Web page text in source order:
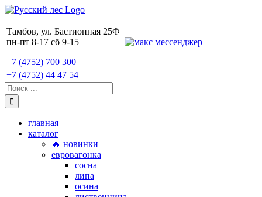
Skip
content
Тамбов, ул. Бастионная 25Ф
пн-пт 8-17 сб 9-15
+7 (4752) 700 300
+7 (4752) 44 47 54
Поиск:
главная
каталог
🔥 новинки
евровагонка
сосна
липа
осина